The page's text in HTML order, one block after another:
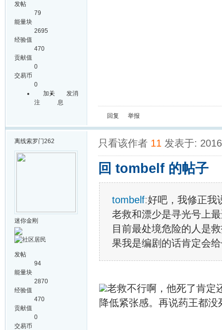
发帖
79
能量块
2695
经验值
470
贡献值
0
交易币
0
加关
注
发消
息
回复 举报
离线索罗门262
迷你金刚
发帖
94
能量块
2870
经验值
470
贡献值
0
交易币
只看该作者 11 发表于:
回 tombelf 的帖子
tombelf:好吧，我修正我
老救和漂少是寻光号上
目前最处境危险的人是
果我是编剧的话肯定会
老救不行啊，他死了肯定
降低紧张感。再说药王都没